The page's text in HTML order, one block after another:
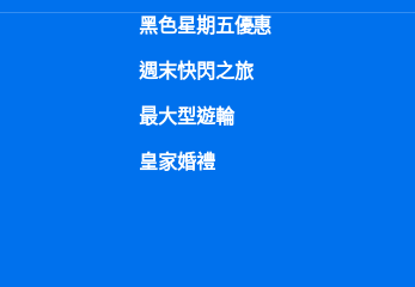
黑色星期五優惠
週末快閃之旅
最大型遊輪
皇家婚禮